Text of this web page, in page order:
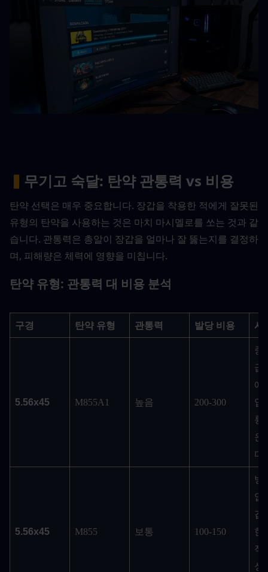
▍ 무기고 숙달: 탄약 관통력 vs 비용
탄약 선택은 매우 중요합니다. 장갑을 착용한 적에게 잘못된
유형의 탄약을 사용하는 것은 마치 마시멜로를 쏘는 것과 같
습니다. 관통력은 총알이 장갑을 얼마나 잘 뚫는지를 결정하
며, 피해량은 체력에 영향을 미칩니다.
탄약 유형: 관통력 대 비용 분석
구경 탄약 유형 관통력 발당 비용 사
5.56x45 M855A1 높음 200-300
중
급
에
입
륭
운
다.
5.56x45 M855 보통 100-150
방
없
갑
한
적
성